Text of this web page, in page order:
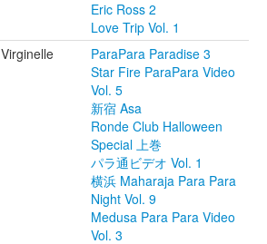
Eric Ross 2
Love Trip Vol. 1
Virginelle
ParaPara Paradise 3
Star Fire ParaPara Video
Vol. 5
新宿 Asa
Ronde Club Halloween
Special 上巻
パラ通ビデオ Vol. 1
横浜 Maharaja Para Para
Night Vol. 9
Medusa Para Para Video
Vol. 3